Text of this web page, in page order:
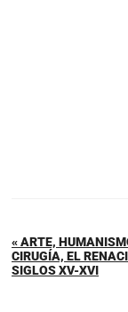
« ARTE,
CIRUGÍA, EL
SIGLOS XV-XVI